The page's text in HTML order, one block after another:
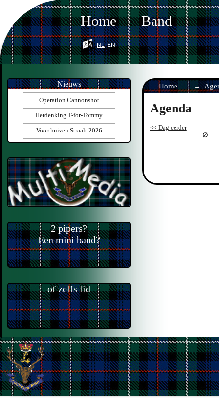
Home Band
nl en
Home
Agenda
<< Dag eerder
Nieuws
Operation Cannonshot
Herdenking T-for-Tommy
Voorthuizen Straalt 2026
2 pipers?
Een mini band?
of zelfs lid